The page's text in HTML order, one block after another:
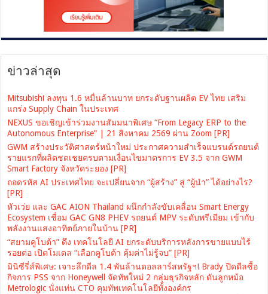
ข่าวล่าสุด
Mitsubishi ลงทุน 1.6 หมื่นล้านบาท ยกระดับฐานผลิต EV ไทย เสริม
แกร่ง Supply Chain ในประเทศ
NEXUS ขอเชิญเข้าร่วมงานสัมมนาพิเศษ “From Legacy ERP to the
Autonomous Enterprise” | 21 สิงหาคม 2569 ผ่าน Zoom [PR]
GWM สร้างประวัติศาสตร์หน้าใหม่ ประกาศความสำเร็จแบรนด์รถยนต์
รายแรกที่ผลิตชดเชยครบตามเงื่อนไขมาตรการ EV 3.5 จาก GWM
Smart Factory จังหวัดระยอง [PR]
ถอดรหัส AI ประเทศไทย จะเปลี่ยนจาก “ผู้สร้าง” สู่ “ผู้นำ” ได้อย่างไร?
[PR]
หัวเว่ย และ GAC AION Thailand ผนึกกำลังขับเคลื่อน Smart Energy
Ecosystem เชื่อม GAC GN8 PHEV รถยนต์ MPV ระดับพรีเมียม เข้ากับ
พลังงานแสงอาทิตย์ภายในบ้าน [PR]
“สยามคูโบต้า” ดึง เทคโนโลยี AI ยกระดับบริการหลังการขายแบบไร้
รอยต่อ เปิดโมเดล “เลือกคูโบต้า คุ้มค่าไม่รู้จบ” [PR]
มินิซีรี่ส์พิเศษ: เจาะลึกดีล 1.4 พันล้านดอลลาร์สหรัฐฯ! Brady ปิดดีลซื้อ
กิจการ PSS จาก Honeywell จัดทัพใหม่ 2 กลุ่มธุรกิจหลัก ดันลูกหม้อ
Metrologic นั่งแท่น CTO คุมทัพเทคโนโลยีทั้งองค์กร